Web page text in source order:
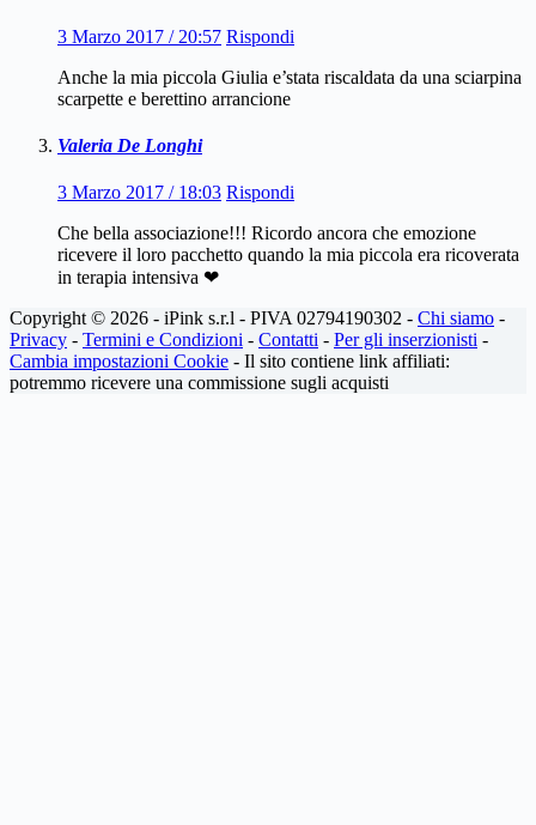
3 Marzo 2017 / 20:57 Rispondi
Anche la mia piccola Giulia e’stata riscaldata da una sciarpina
scarpette e berettino arrancione
Valeria De Longhi
3 Marzo 2017 / 18:03 Rispondi
Che bella associazione!!! Ricordo ancora che emozione
ricevere il loro pacchetto quando la mia piccola era ricoverata
in terapia intensiva ❤
Copyright © 2026 - iPink s.r.l - PIVA 02794190302 - Chi siamo -
Privacy - Termini e Condizioni - Contatti - Per gli inserzionisti -
Cambia impostazioni Cookie - Il sito contiene link affiliati:
potremmo ricevere una commissione sugli acquisti